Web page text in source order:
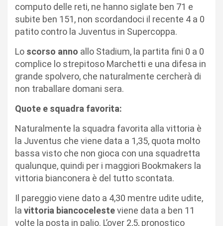
computo delle reti, ne hanno siglate ben 71 e
subite ben 151, non scordandoci il recente 4 a 0
patito contro la Juventus in Supercoppa.
Lo scorso anno allo Stadium, la partita fini 0 a 0
complice lo strepitoso Marchetti e una difesa in
grande spolvero, che naturalmente cercherà di
non traballare domani sera.
Quote e squadra favorita:
Naturalmente la squadra favorita alla vittoria è
la Juventus che viene data a 1,35, quota molto
bassa visto che non gioca con una squadretta
qualunque, quindi per i maggiori Bookmakers la
vittoria bianconera è del tutto scontata.
Il pareggio viene dato a 4,30 mentre udite udite,
la vittoria biancocelesteviene data a ben 11
volte la posta in palio. L’over 2,5, pronostico